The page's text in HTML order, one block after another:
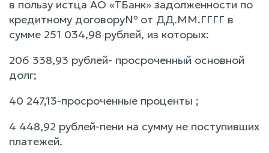
в пользу истца АО «ТБанк» задолженности по
кредитному договору№ от ДД.ММ.ГГГГ в
сумме 251 034,98 рублей, из которых:
206 338,93 рублей- просроченный основной
долг;
40 247,13-просроченные проценты ;
4 448,92 рублей-пени на сумму не поступивших
платежей.